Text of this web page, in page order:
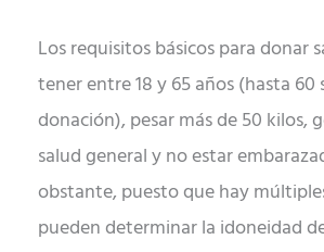
Los requisitos básicos para donar
tener entre 18 y 65 años (hasta 60
donación), pesar más de 50 kilos,
salud general y no estar
obstante, puesto que hay
pueden determinar la idoneidad